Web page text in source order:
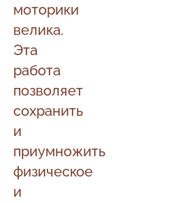
моторики
велика.
Эта
работа
позволяет
сохранить
и
приумножить
физическое
и